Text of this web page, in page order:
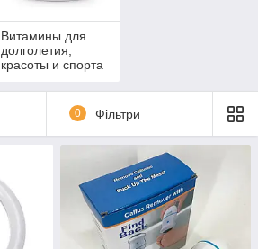
Витамины для
долголетия,
красоты и спорта
0 Фільтри